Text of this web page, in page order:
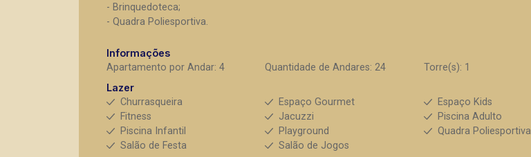
- Brinquedoteca;
- Quadra Poliesportiva.
Informações
Apartamento por Andar: 4
Quantidade de Andares: 24
Torre(s): 1
Lazer
Churrasqueira
Espaço Gourmet
Espaço Kids
Fitness
Jacuzzi
Piscina Adulto
Piscina Infantil
Playground
Quadra Poliesportiva
Salão de Festa
Salão de Jogos